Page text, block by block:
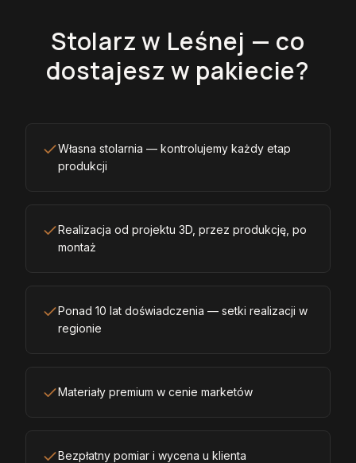
Stolarz w Leśnej — co
dostajesz w pakiecie?
Własna stolarnia — kontrolujemy każdy etap
produkcji
Realizacja od projektu 3D, przez produkcję, po
montaż
Ponad 10 lat doświadczenia — setki realizacji w
regionie
Materiały premium w cenie marketów
Bezpłatny pomiar i wycena u klienta